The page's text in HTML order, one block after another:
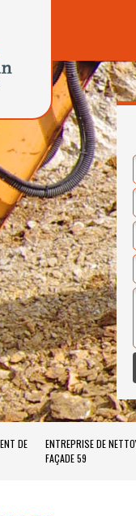
DE
ENTREPRISE DE
FAÇADE 59